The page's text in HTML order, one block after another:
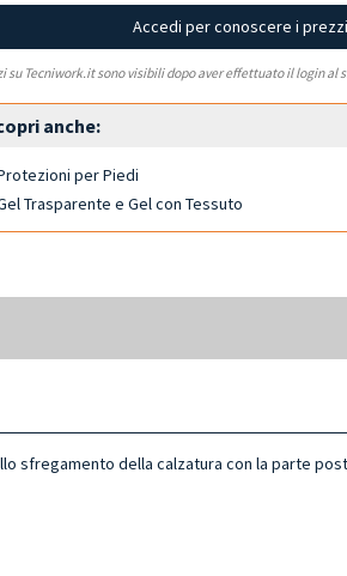
Accedi per conoscere i
su Tecniwork.it sono visibili dopo aver effettuato il login
anche:
per Piedi
Trasparente e Gel con Tessuto
sfregamento della calzatura con la parte